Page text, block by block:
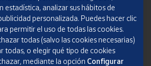
Web
analizar sus hábitos de
personalizada. Puedes hacer clic
permitir el uso de todas las cookies.
todas (salvo las cookies necesarias)
todas, o elegir qué tipo de cookies
mediante la opción Configurar